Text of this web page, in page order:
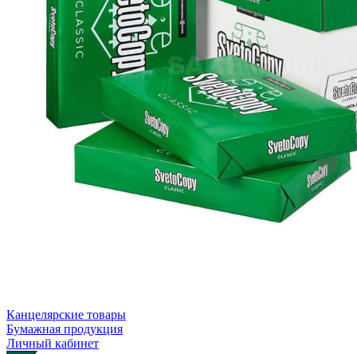
Канцелярские товары
Бумажная продукция
Личный кабинет